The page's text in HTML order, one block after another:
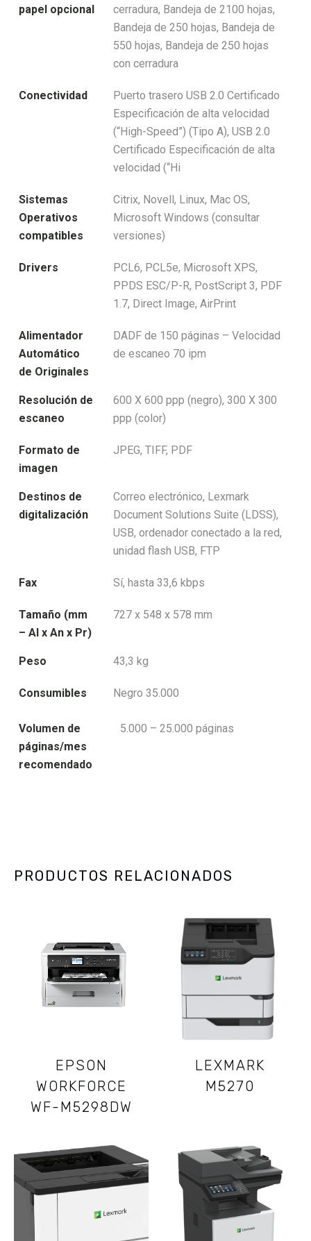
papel opcional
cerradura, Bandeja de 2100 hojas,
Bandeja de 250 hojas, Bandeja de
550 hojas, Bandeja de 250 hojas
con cerradura
Conectividad
Puerto trasero USB 2.0 Certificado
Especificación de alta velocidad
(“High-Speed”) (Tipo A), USB 2.0
Certificado Especificación de alta
velocidad (“Hi
Sistemas
Operativos
compatibles
Citrix, Novell, Linux, Mac OS,
Microsoft Windows (consultar
versiones)
Drivers
PCL6, PCL5e, Microsoft XPS,
PPDS ESC/P-R, PostScript 3, PDF
1.7, Direct Image, AirPrint
Alimentador
Automático
de Originales
DADF de 150 páginas – Velocidad
de escaneo 70 ipm
Resolución de
escaneo
600 X 600 ppp (negro), 300 X 300
ppp (color)
Formato de
imagen
JPEG, TIFF, PDF
Destinos de
digitalización
Correo electrónico, Lexmark
Document Solutions Suite (LDSS),
USB, ordenador conectado a la red,
unidad flash USB, FTP
Fax Sí, hasta 33,6 kbps
Tamaño (mm
– Al x An x Pr)
727 x 548 x 578 mm
Peso 43,3 kg
Consumibles Negro 35.000
Volumen de
páginas/mes
recomendado
5.000 – 25.000 páginas
PRODUCTOS RELACIONADOS
EPSON
WORKFORCE
WF-M5298DW
LEXMARK
M5270